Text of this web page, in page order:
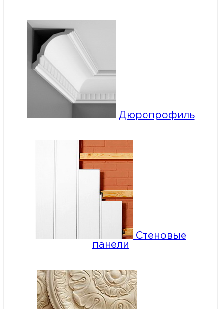
Дюропрофиль
Стеновые
панели